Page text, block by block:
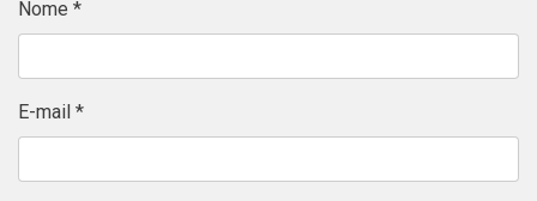
Nome *
E-mail *